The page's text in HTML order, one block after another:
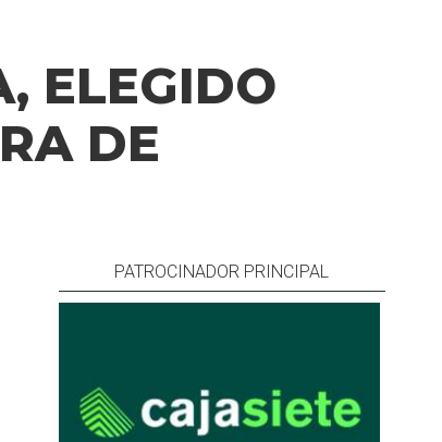
ELEGIDO
DE
PATROCINADOR PRINCIPAL